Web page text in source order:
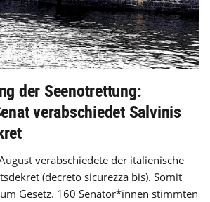
der Seenotrettung:
verabschiedet Salvinis
verabschiedete der italienische
(decreto sicurezza bis). Somit
Gesetz. 160 Senator*innen stimmten